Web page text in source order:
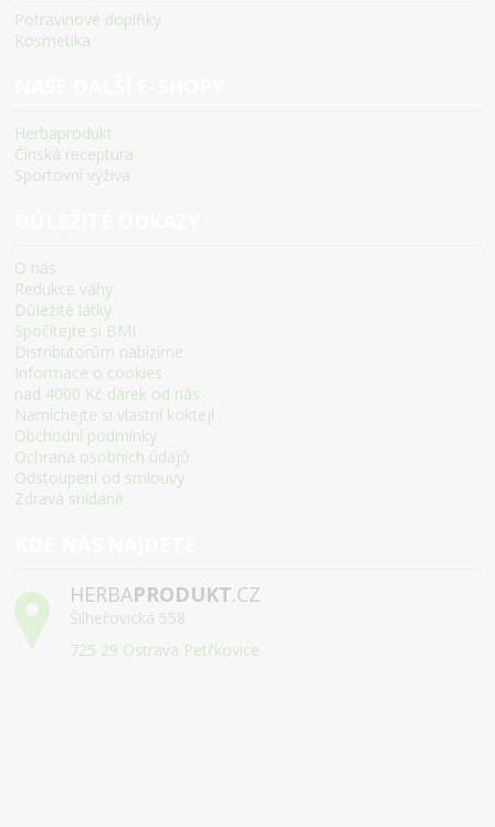
Potravinové doplňky
Kosmetika
Herbaprodukt
Čínská receptura
Sportovní výživa
O nás
Redukce váhy
Důležité látky
Spočítejte si BMI
Distributorům nabízíme
Informace o cookies
nad 4000 Kč dárek od nás
Namíchejte si vlastní koktejl
Obchodní podmínky
Ochrana osobních údajů
Odstoupení od smlouvy
Zdravá snídaně
HERBAPRODUKT.CZ
Šilheřovická 558
725 29 Ostrava Petřkovice